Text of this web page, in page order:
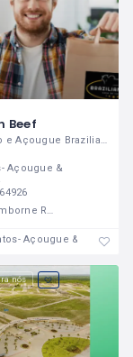
Beef
O Mercado e Açougue Brazilian Beef está a serviço da comunidade brasileira, oferecendo produtos de qualidade
Açougue &
BH9 2AX, United Kingdom
Açougue & Mercearia
nós